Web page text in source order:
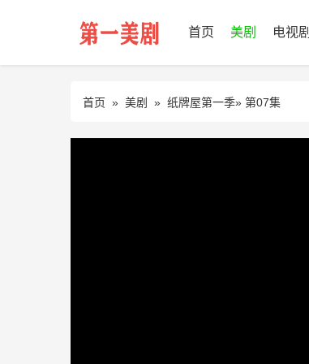
首页 美剧 电视剧
首页 » 美剧 » 纸牌屋第一季» 第07集